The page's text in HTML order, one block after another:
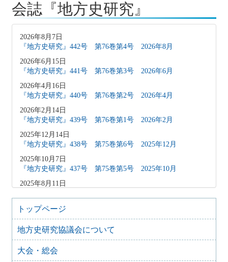
会誌『地方史研究』
2026年8月7日
『地方史研究』442号 第76巻第4号 2026年8月
2026年6月15日
『地方史研究』441号 第76巻第3号 2026年6月
2026年4月16日
『地方史研究』440号 第76巻第2号 2026年4月
2026年2月14日
『地方史研究』439号 第76巻第1号 2026年2月
2025年12月14日
『地方史研究』438号 第75巻第6号 2025年12月
2025年10月7日
『地方史研究』437号 第75巻第5号 2025年10月
2025年8月11日
2025年8月10日
「原稿募集」を変更致しました
2025年6月9日
『地方史研究』435号 第75巻第3号 2025年6月
2025年4月9日
トップページ
地方史研究協議会について
大会・総会